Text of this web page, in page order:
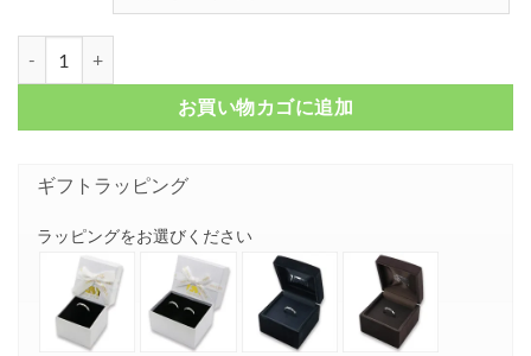
お買い物カゴに追加
ギフトラッピング
ラッピングをお選びください